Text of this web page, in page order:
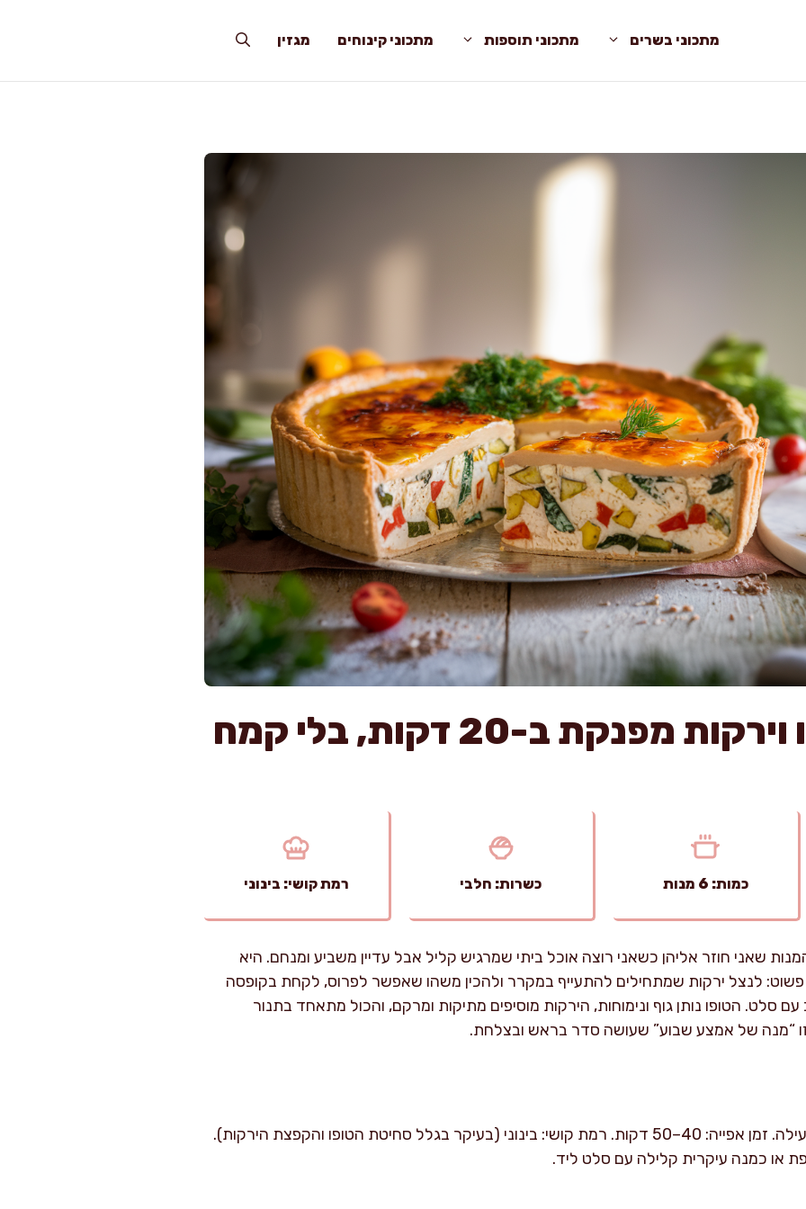
מתכוני בשרים מתכוני תוספות מתכוני קינוחים מגזין
פשטידת טופו וירקות מפנקת ב-20 דקות, בלי קמח
כמות: 6 מנות כשרות: חלבי רמת קושי: בינוני
שאני חוזר אליהן כשאני רוצה אוכל ביתי שמרגיש קליל אבל עדיין משביע ומנחם. היא
לנצל ירקות שמתחילים להתעייף במקרר ולהכין משהו שאפשר לפרוס, לקחת בקופסה
סלט. הטופו נותן גוף ונימוחות, הירקות מוסיפים מתיקות ומרקם, והכול מתאחד בתנור
זו “מנה של אמצע שבוע” שעושה סדר בראש ובצלחת.
זמן הכנה: כ-20 דקות עבודה פעילה. זמן אפייה: 40–50 דקות. רמת קושי: בינוני (בעיקר בגלל סחיטת הטופו והקפצת הירקות).